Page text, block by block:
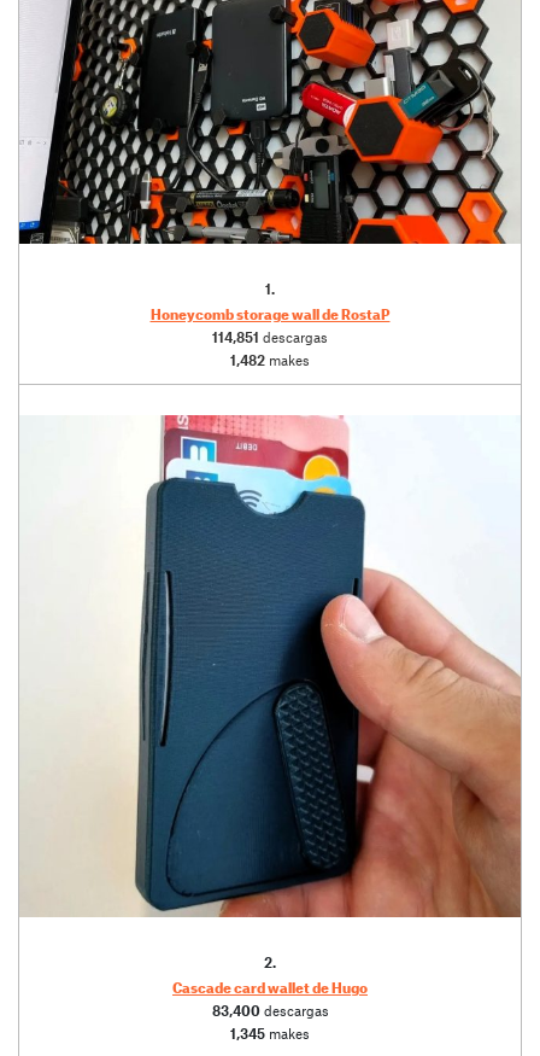
1.
Honeycomb storage wall de RostaP
114,851 descargas
1,482 makes
2.
Cascade card wallet de Hugo
83,400 descargas
1,345 makes